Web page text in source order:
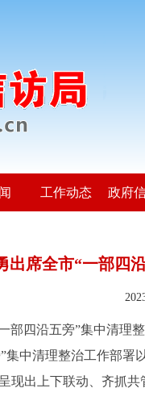
工作动态 政府
出席全市“一部四
部四沿五旁”集中清
集中清理整治工作部
现出上下联动、齐抓